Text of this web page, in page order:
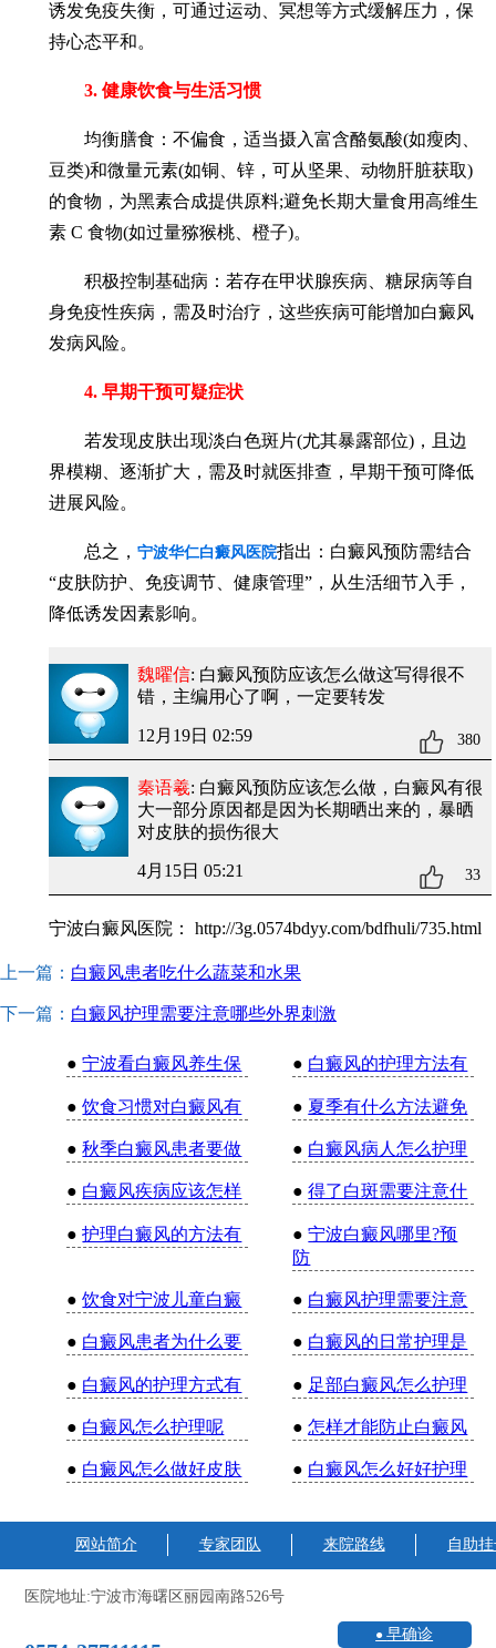
诱发免疫失衡，可通过运动、冥想等方式缓解压力，保
持心态平和。
3. 健康饮食与生活习惯
均衡膳食：不偏食，适当摄入富含酪氨酸(如瘦肉、
豆类)和微量元素(如铜、锌，可从坚果、动物肝脏获取)
的食物，为黑素合成提供原料;避免长期大量食用高维生
素 C 食物(如过量猕猴桃、橙子)。
积极控制基础病：若存在甲状腺疾病、糖尿病等自
身免疫性疾病，需及时治疗，这些疾病可能增加白癜风
发病风险。
4. 早期干预可疑症状
若发现皮肤出现淡白色斑片(尤其暴露部位)，且边
界模糊、逐渐扩大，需及时就医排查，早期干预可降低
进展风险。
总之，宁波华仁白癜风医院指出：白癜风预防需结合
“皮肤防护、免疫调节、健康管理”，从生活细节入手，
降低诱发因素影响。
魏曜信: 白癜风预防应该怎么做这写得很不
错，主编用心了啊，一定要转发
12月19日 02:59 380
秦语羲: 白癜风预防应该怎么做 ，白癜风有很
大一部分原因都是因为长期晒出来的，暴晒
对皮肤的损伤很大
4月15日 05:21 33
宁波白癜风医院： http://3g.0574bdyy.com/bdfhuli/735.html
上一篇： 白癜风患者吃什么蔬菜和水果
下一篇： 白癜风护理需要注意哪些外界刺激
●宁波看白癜风养生保 ● 白癜风的护理方法有
●饮食习惯对白癜风有 ● 夏季有什么方法避免
●秋季白癜风患者要做 ● 白癜风病人怎么护理
● 白癜风疾病应该怎样 ●得了白斑需要注意什
●护理白癜风的方法有 ●宁波白癜风哪里?预
防
●饮食对宁波儿童白癜 ● 白癜风护理需要注意
● 白癜风患者为什么要 ● 白癜风的日常护理是
● 白癜风的护理方式有 ● 足部白癜风怎么护理
● 白癜风怎么护理呢 ●怎样才能防止白癜风
● 白癜风怎么做好皮肤 ● 白癜风怎么好好护理
网站简介 专家团队 来院路线 自助
医院地址:宁波市海曙区丽园南路526号
早确诊